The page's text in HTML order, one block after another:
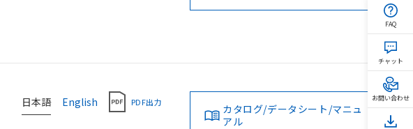
日本語 English PDF出力
カタログ/データシート/マニュ
アル
FAQ
チャット
お問い合わせ